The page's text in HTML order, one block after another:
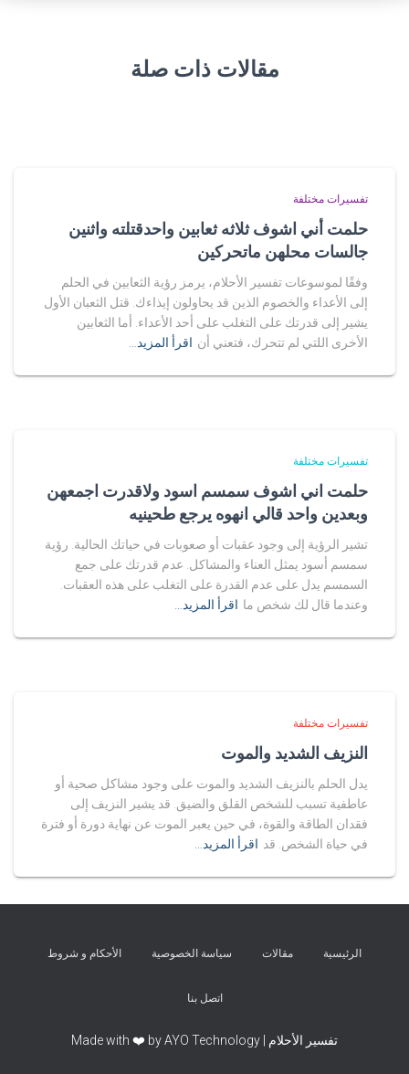
مقالات ذات صلة
تفسيرات مختلفة
حلمت أني اشوف ثلاثه ثعابين واحدقتلته واثنين
جالسات محلهن ماتحركين
وفقًا لموسوعات تفسير الأحلام، يرمز رؤية الثعابين في الحلم
إلى الأعداء والخصوم الذين قد يحاولون إيذاءك. قتل الثعبان الأول
يشير إلى قدرتك على التغلب على أحد الأعداء. أما الثعابين
الأخرى اللتي لم تتحرك، فتعني أن اقرأ المزيد…
تفسيرات مختلفة
حلمت اني اشوف سمسم اسود ولاقدرت اجمعهن
وبعدين واحد قالي انهوه يرجع طحينيه
تشير الرؤية إلى وجود عقبات أو صعوبات في حياتك الحالية. رؤية
سمسم أسود يمثل العناء والمشاكل. عدم قدرتك على جمع
السمسم يدل على عدم القدرة على التغلب على هذه العقبات.
وعندما قال لك شخص ما اقرأ المزيد…
تفسيرات مختلفة
النزيف الشديد والموت
يدل الحلم بالنزيف الشديد والموت على وجود مشاكل صحية أو
عاطفية تسبب للشخص القلق والضيق. قد يشير النزيف إلى
فقدان الطاقة والقوة، في حين يعبر الموت عن نهاية دورة أو فترة
في حياة الشخص. قد اقرأ المزيد…
الرئيسية مقالات سياسة الخصوصية الأحكام و شروط
اتصل بنا
تفسير الأحلام | Made with ❤️ by AYO Technology